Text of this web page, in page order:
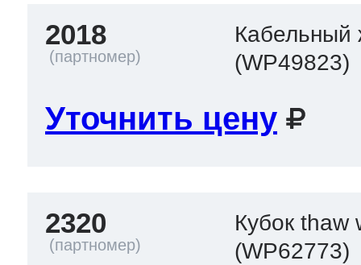
2018
Кабельный
(WP49823)
Уточнить цену
2320
Кубок thaw
(WP62773)